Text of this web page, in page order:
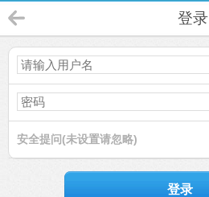
登录
安全提问(未设置请忽略)
登录